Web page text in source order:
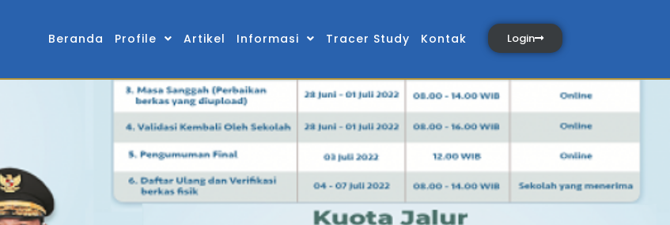
Beranda Profile Artikel Informasi Tracer Study Kontak Login